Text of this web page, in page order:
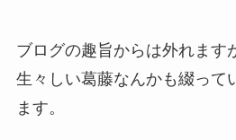
ブログの趣旨からは外れます
生々しい葛藤なんかも綴って
ます。